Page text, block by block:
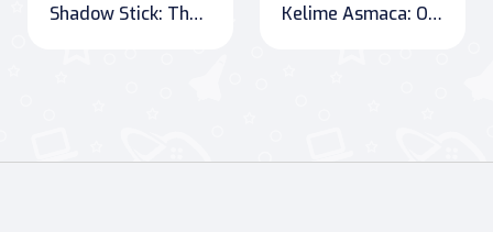
Shadow Stick: The Legacy of a Fighter Kelime Asmaca: OnlineGames.World Serüveni